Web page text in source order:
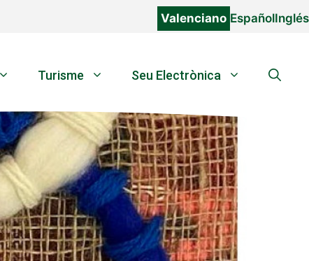
Valenciano EspañolInglés
Turisme Seu Electrònica